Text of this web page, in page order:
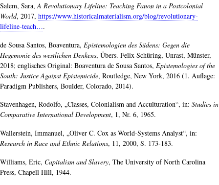
Salem, Sara,A Revolutionary Lifeline: Teaching Fanon in a Postcolonial
World, 2017, https://www.historicalmaterialism.org/blog/revolutionary-
lifeline-teach….
de Sousa Santos, Boaventura, Epistemologien des Südens: Gegen die
Hegemonie des westlichen Denkens, Übers. Felix Schüring, Unrast, Münster,
2018; englisches Original: Boaventura de Sousa Santos, Epistemologies of the
South: Justice Against Epistemicide, Routledge, New York, 2016 (1. Auflage:
Paradigm Publishers, Boulder, Colorado, 2014).
Stavenhagen, Rodolfo, „Classes, Colonialism and Acculturation“, in: Studies in
Comparative International Development, 1, Nr. 6, 1965.
Wallerstein, Immanuel, „Oliver C. Cox as World-Systems Analyst“, in:
Research in Race and Ethnic Relations, 11, 2000, S. 173-183.
Williams, Eric, Capitalism and Slavery, The University of North Carolina
Press, Chapell Hill, 1944.